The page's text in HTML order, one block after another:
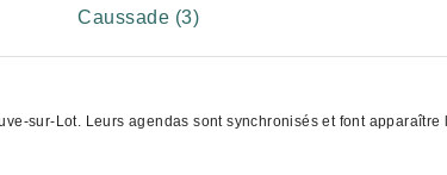
Caussade (3)
sur-Lot. Leurs agendas sont synchronisés et font